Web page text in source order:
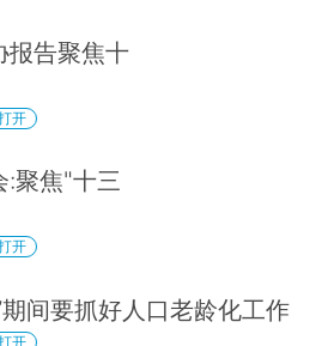
报告聚焦十
开
:聚焦"十三
开
间要抓好人口老龄化工作
开